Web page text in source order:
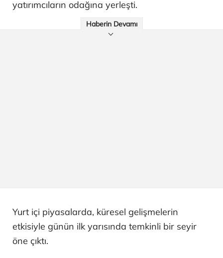
yatırımcıların odağına yerleşti.
Haberin Devamı
Yurt içi piyasalarda, küresel gelişmelerin
etkisiyle günün ilk yarısında temkinli bir seyir
öne çıktı.